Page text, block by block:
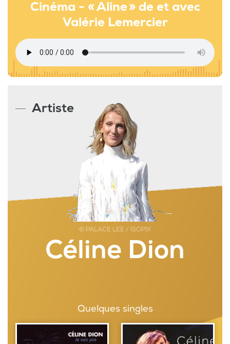
Cinéma - « Aline » de et avec
Valérie Lemercier
Artiste
© PALACE LEE / ISOPIX
Céline Dion
Quelques singles